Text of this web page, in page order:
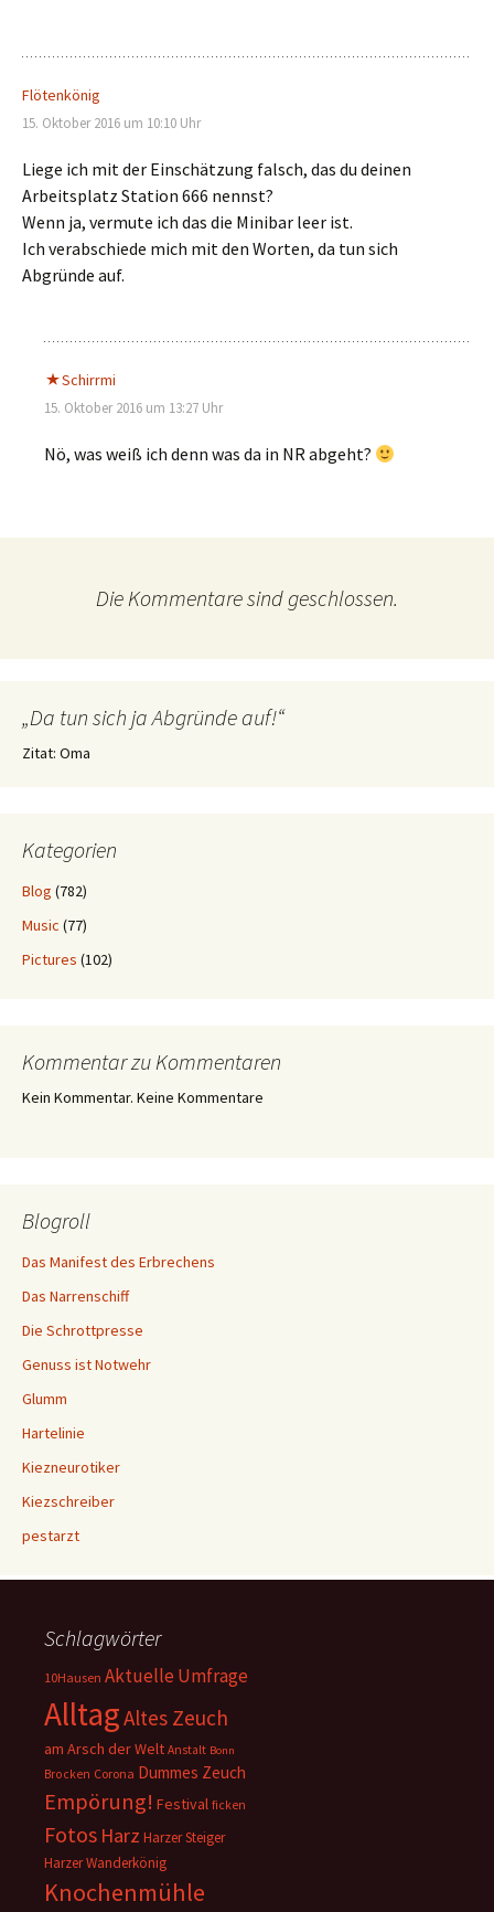
Flötenkönig
15. Oktober 2016 um 10:10 Uhr
Liege ich mit der Einschätzung falsch, das du deinen
Arbeitsplatz Station 666 nennst?
Wenn ja, vermute ich das die Minibar leer ist.
Ich verabschiede mich mit den Worten, da tun sich
Abgründe auf.
Schirrmi
15. Oktober 2016 um 13:27 Uhr
Nö, was weiß ich denn was da in NR abgeht?
Die Kommentare sind geschlossen.
„Da tun sich ja Abgründe auf!“
Zitat: Oma
Kategorien
Blog (782)
Music (77)
Pictures (102)
Kommentar zu Kommentaren
Kein Kommentar. Keine Kommentare
Blogroll
Das Manifest des Erbrechens
Das Narrenschiff
Die Schrottpresse
Genuss ist Notwehr
Glumm
Hartelinie
Kiezneurotiker
Kiezschreiber
pestarzt
Schlagwörter
10Hausen Aktuelle Umfrage
AlltagAltes Zeuch
am Arsch der Welt Anstalt Bonn
Brocken Corona Dummes Zeuch
Empörung! Festival ficken
Fotos Harz Harzer Steiger
Harzer Wanderkönig
Knochenmühle